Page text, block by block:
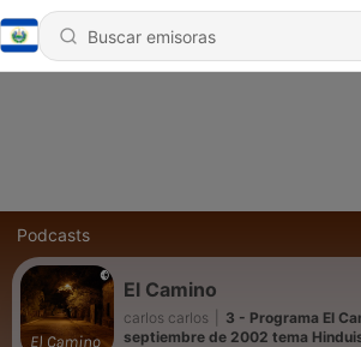
Podcasts
El Camino
carlos carlos
3 - Programa El
septiembre de 2002 tema